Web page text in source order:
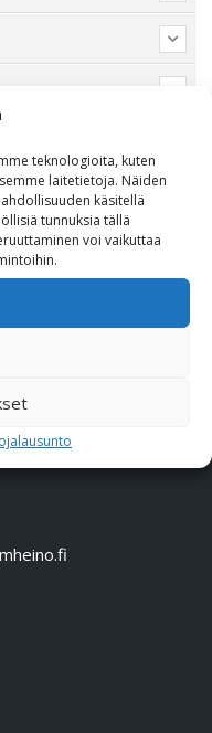
teknologioita, kuten
laitetietoja. Näiden
käsitellä
tunnuksia tällä
voi vaikuttaa